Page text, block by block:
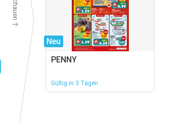
Neu
PENNY
Gültig in 3 Tagen